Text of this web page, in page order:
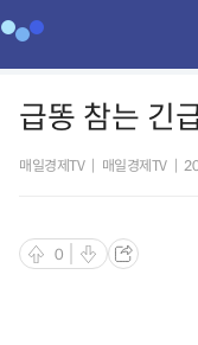
급똥 참는 긴
매일경제TV 매일경제TV
0